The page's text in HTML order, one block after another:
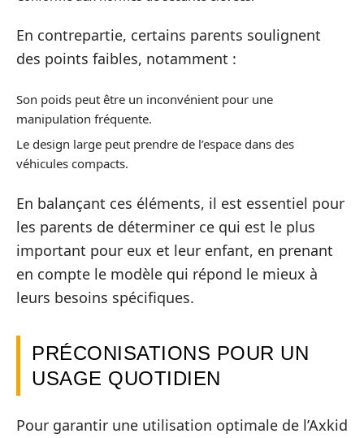
En contrepartie, certains parents soulignent
des points faibles, notamment :
Son poids peut être un inconvénient pour une
manipulation fréquente.
Le design large peut prendre de l’espace dans des
véhicules compacts.
En balançant ces éléments, il est essentiel pour
les parents de déterminer ce qui est le plus
important pour eux et leur enfant, en prenant
en compte le modèle qui répond le mieux à
leurs besoins spécifiques.
PRÉCONISATIONS POUR UN
USAGE QUOTIDIEN
Pour garantir une utilisation optimale de l’Axkid